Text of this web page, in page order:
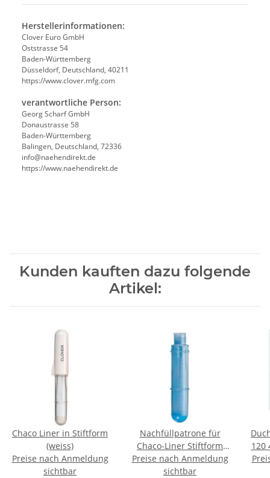
Herstellerinformationen:
Clover Euro GmbH
Oststrasse 54
Baden-Württemberg
Düsseldorf, Deutschland, 40211
https://www.clover.mfg.com
verantwortliche Person:
Georg Scharf GmbH
Donaustrasse 58
Baden-Württemberg
Balingen, Deutschland, 72336
info@naehendirekt.de
https://www.naehendirekt.de
Kunden kauften dazu folgende
Artikel:
Chaco Liner in Stiftform
(weiss)
Preise nach Anmeldung
sichtbar
Nachfüllpatrone für
Chaco-Liner Stiftform
(blau)
Preise nach Anmeldung
sichtbar
120
-